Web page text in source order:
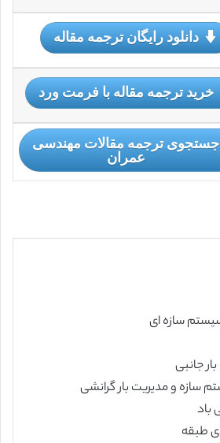
دانلود رایگان ترجمه مقاله
خرید ترجمه مقاله با فرمت ورد
جستجوی ترجمه مقالات مهندسی
عمران